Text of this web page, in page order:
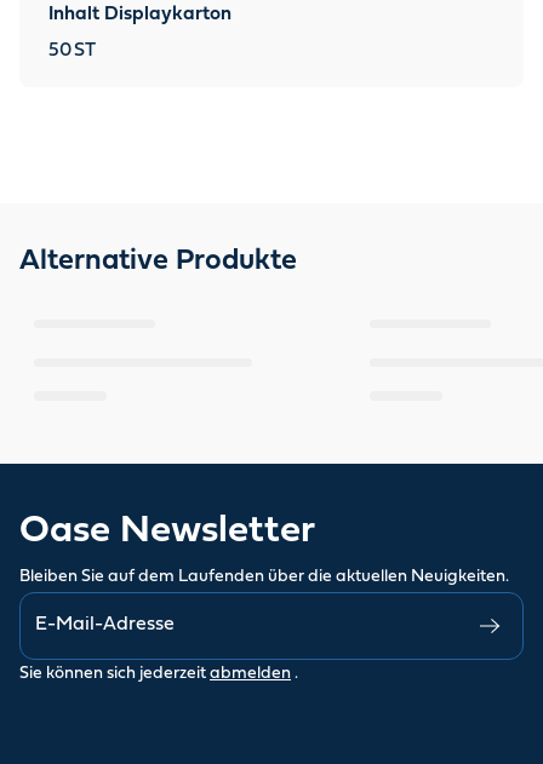
Inhalt Displaykarton
50ST
Alternative Produkte
Oase Newsletter
Bleiben Sie auf dem Laufenden über die aktuellen Neuigkeiten.
Sie können sich jederzeit abmelden .